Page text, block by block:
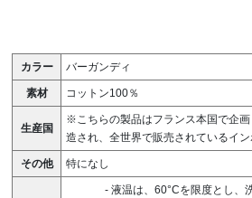
カラー バーガンディ
素材 コットン100％
生産国
※こちらの製品はフランス本国で企
造され、全世界で販売されているイン
その他 特になし
- 液温は、60°Cを限度とし、